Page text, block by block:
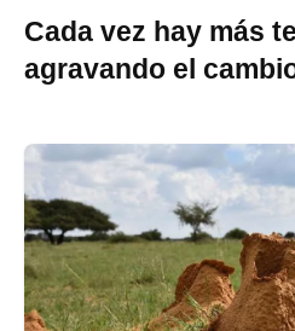
Cada vez hay más
agravando el